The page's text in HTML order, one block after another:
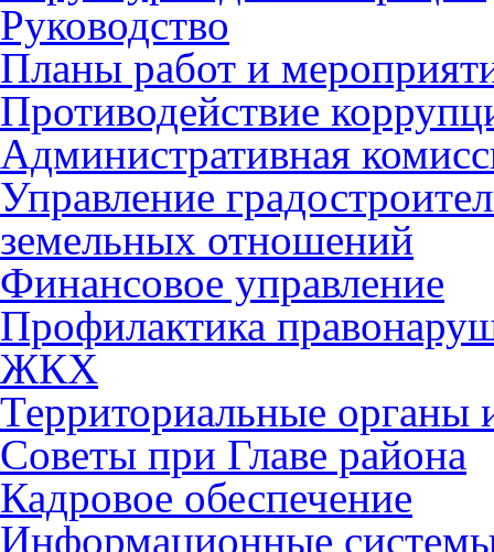
Руководство
Планы работ и
Противодействие
Административная
Управление
земельных отношений
Финансовое управление
Профилактика
ЖКХ
Территориальные органы
Советы при Главе района
Кадровое обеспечение
Информационные